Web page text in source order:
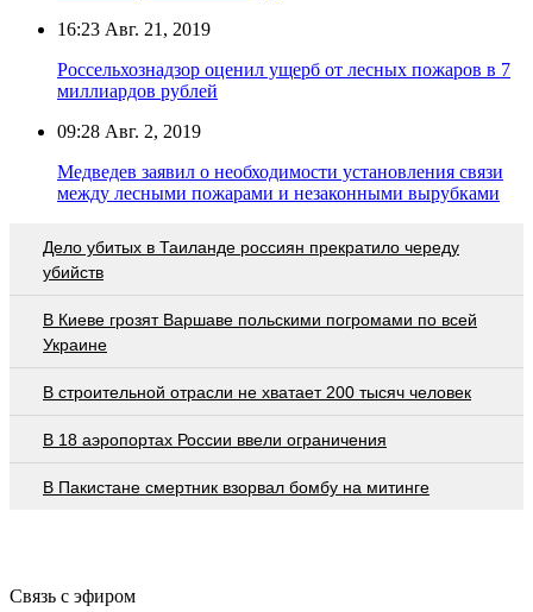
16:23 Авг. 21, 2019
Россельхознадзор оценил ущерб от лесных пожаров в 7
миллиардов рублей
09:28 Авг. 2, 2019
Медведев заявил о необходимости установления связи
между лесными пожарами и незаконными вырубками
Дело убитых в Таиланде россиян прекратило череду
убийств
В Киеве грозят Варшаве польскими погромами по всей
Украине
В строительной отрасли не хватает 200 тысяч человек
В 18 аэропортах России ввели ограничения
В Пакистане смертник взорвал бомбу на митинге
Связь с эфиром